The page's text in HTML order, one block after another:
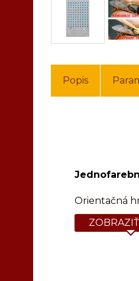
Popis
Orientačná